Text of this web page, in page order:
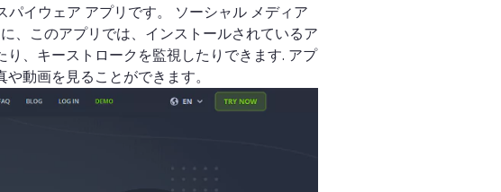
イウェア アプリです。 ソーシャル メディア
、このアプリでは、インストールされているア
、キーストロークを監視したりできます. アプ
動画を見ることができます。